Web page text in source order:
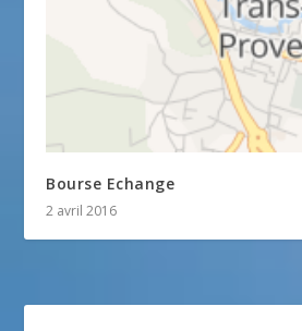
Bourse Echange
2 avril 2016